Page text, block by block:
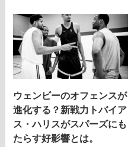
ウェンビーのオフェンスが
進化する？新戦力トバイア
ス・ハリスがスパーズにも
たらす好影響とは。